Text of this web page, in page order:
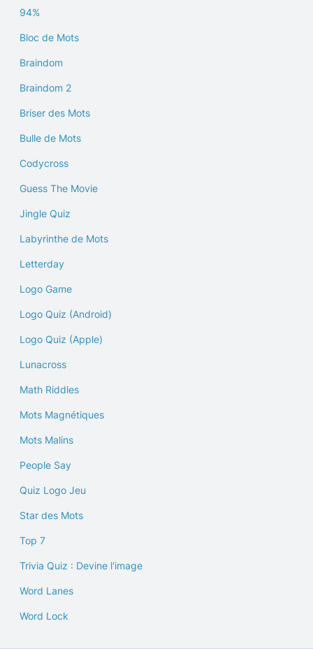
94%
Bloc de Mots
Braindom
Braindom 2
Briser des Mots
Bulle de Mots
Codycross
Guess The Movie
Jingle Quiz
Labyrinthe de Mots
Letterday
Logo Game
Logo Quiz (Android)
Logo Quiz (Apple)
Lunacross
Math Riddles
Mots Magnétiques
Mots Malins
People Say
Quiz Logo Jeu
Star des Mots
Top 7
Trivia Quiz : Devine l'image
Word Lanes
Word Lock